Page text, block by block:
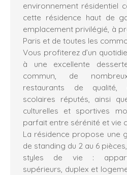
environnement résidentiel
cette résidence haut de
emplacement privilégié, à
Paris et de toutes les
Vous profiterez d’un
à une excellente
commun, de
restaurants de qualité,
scolaires réputés, ainsi
culturelles et sportives
parfait entre sérénité et vie
La résidence propose une
de standing du 2 au 6
styles de vie :
supérieurs, duplex et